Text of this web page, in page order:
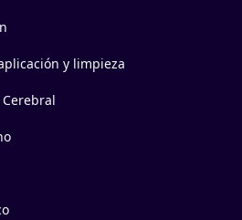
y limpieza